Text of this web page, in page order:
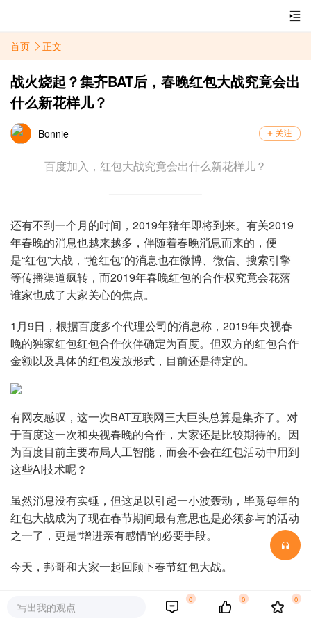
首页 正文
战火烧起？集齐BAT后，春晚红包大战究竟会出
什么新花样儿？
Bonnie
百度加入，红包大战究竟会出什么新花样儿？
还有不到一个月的时间，2019年猪年即将到来。有关2019
年春晚的消息也越来越多，伴随着春晚消息而来的，便
是“红包”大战，“抢红包”的消息也在微博、微信、搜索引擎
等传播渠道疯转，而2019年春晚红包的合作权究竟会花落
谁家也成了大家关心的焦点。
1月9日，根据百度多个代理公司的消息称，2019年央视春
晚的独家红包红包合作伙伴确定为百度。但双方的红包合作
金额以及具体的红包发放形式，目前还是待定的。
有网友感叹，这一次BAT互联网三大巨头总算是集齐了。对
于百度这一次和央视春晚的合作，大家还是比较期待的。因
为百度目前主要布局人工智能，而会不会在红包活动中用到
这些AI技术呢？
虽然消息没有实锤，但这足以引起一小波轰动，毕竟每年的
红包大战成为了现在春节期间最有意思也是必须参与的活动
之一了，更是“增进亲有感情”的必要手段。
今天，邦哥和大家一起回顾下春节红包大战。
2014年初微信推出红包这一功能，并在春节期间风靡一
时，在当时还被马爸爸戏称为“偷袭珍珠港”。
写出我的观点
0 0 0